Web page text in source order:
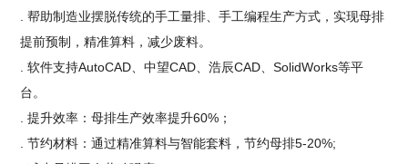
. 帮助制造业摆脱传统的手工量排、手工编程生产方式，实现母排
提前预制，精准算料，减少废料。
. 软件支持AutoCAD、中望CAD、浩辰CAD、SolidWorks等平
台。
. 提升效率：母排生产效率提升60%；
. 节约材料：通过精准算料与智能套料，节约母排5-20%;